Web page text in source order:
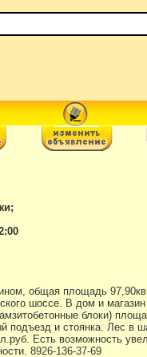
общая площадь
шоссе. В дом и магазин
блоки)
подъезд и стоянка. Лес в
Есть возможность
8926-136-37-69